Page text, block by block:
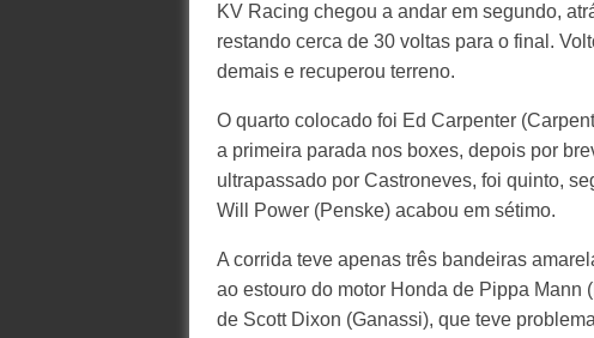
KV Racing chegou a andar em segundo,
restando cerca de 30 voltas para o final.
demais e recuperou terreno.
O quarto colocado foi Ed Carpenter
a primeira parada nos boxes, depois por
ultrapassado por Castroneves, foi quinto,
Will Power (Penske) acabou em sétimo.
A corrida teve apenas três bandeiras
ao estouro do motor Honda de Pippa Mann
de Scott Dixon (Ganassi), que teve